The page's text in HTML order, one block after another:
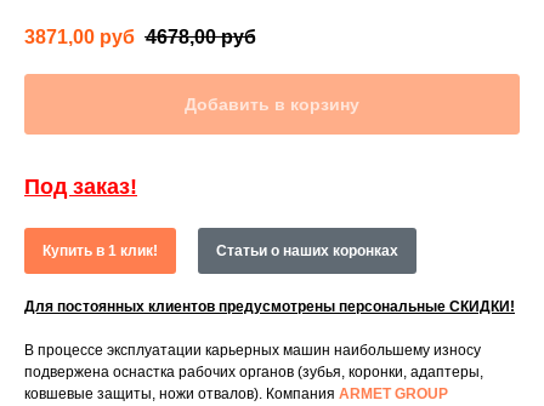
3871,00 руб 4678,00 руб
Добавить в корзину
Под заказ!
Купить в 1 клик! Статьи о наших коронках
Для постоянных клиентов предусмотрены персональные СКИДКИ!
В процессе эксплуатации карьерных машин наибольшему износу
подвержена оснастка рабочих органов (зубья, коронки, адаптеры,
ковшевые защиты, ножи отвалов). Компания ARMET GROUP